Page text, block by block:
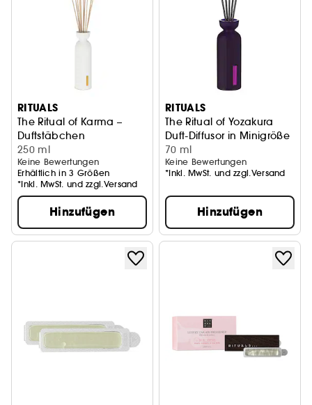
RITUALS
The Ritual of Karma –
Duftstäbchen
250 ml
Keine Bewertungen
Erhältlich in 3 Größen
*Inkl. MwSt. und zzgl.Versand
Hinzufügen
RITUALS
The Ritual of Yozakura
Duft-Diffusor in Minigröße
70 ml
Keine Bewertungen
*Inkl. MwSt. und zzgl.Versand
Hinzufügen